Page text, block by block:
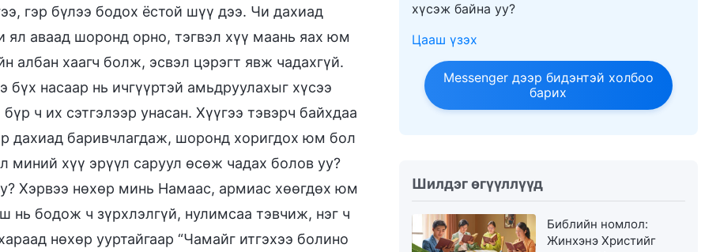
гэр бүлээ бодох ёстой шүү дээ. Чи дахиад
ял аваад шоронд орно, тэгвэл хүү маань яах юм
албан хаагч болж, эсвэл цэрэгт явж чадахгүй.
насаар нь ичгүүртэй амьдруулахыг хүсээ
ч их сэтгэлээр унасан. Хүүгээ тэвэрч байхдаа
дахиад баривчлагдаж, шоронд хоригдох юм бол
миний хүү эрүүл саруул өсөж чадах болов уу?
Хэрвээ нөхөр минь Намаас, армиас хөөгдөх юм
нь бодож ч зүрхлэлгүй, нулимсаа тэвчиж, нэг ч
нөхөр ууртайгаар “Чамайг итгэхээ болино
хүсэж байна уу?
Цааш үзэх
Messenger дээр бидэнтэй холбоо
барих
Шилдэг өгүүллүүд
Библийн номлол:
Жинхэнэ Христийг